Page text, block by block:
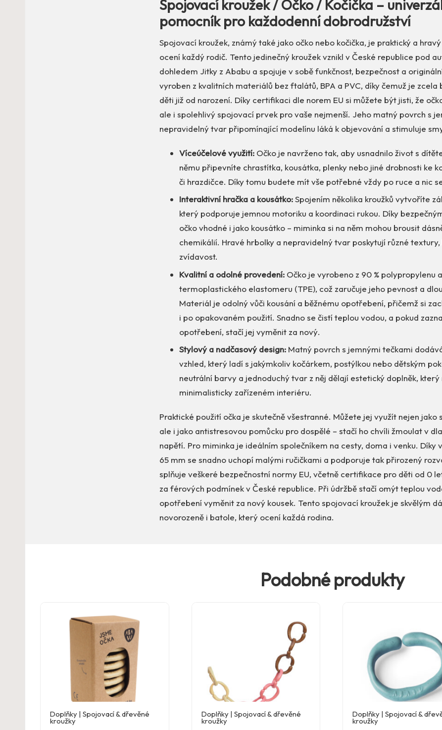
Spojovací kroužek / Očko / Kočička –
pomocník pro každodenní dobrodružství
Spojovací kroužek, známý také jako očko nebo kočička, je praktický a
ocení každý rodič. Tento jedinečný kroužek vznikl v České republice pod
dohledem Jitky z Ababu a spojuje v sobě funkčnost, bezpečnost a
vyroben z kvalitních materiálů bez ftalátů, BPA a PVC, díky čemuž je zcela
děti již od narození. Díky certifikaci dle norem EU si můžete být jisti, že
ale i spolehlivý spojovací prvek pro vaše nejmenší. Jeho matný povrch s
nepravidelný tvar připomínající modelínu láká k objevování a stimuluje
Víceúčelové využití: Očko je navrženo tak, aby usnadnilo život s
němu připevníte chrastítka, kousátka, plenky nebo jiné drobnosti ke
či hrazdičce. Díky tomu budete mít vše potřebné vždy po ruce a nic
Interaktivní hračka a kousátko:Spojením několika kroužků vytvoříte
který podporuje jemnou motoriku a koordinaci rukou. Díky
očko vhodné i jako kousátko – miminka si na něm mohou brousit
chemikálií. Hravé hrbolky a nepravidelný tvar poskytují různé
zvídavost.
Kvalitní a odolné provedení: Očko je vyrobeno z 90 % polypropylenu a
termoplastického elastomeru (TPE), což zaručuje jeho pevnost a
Materiál je odolný vůči kousání a běžnému opotřebení, přičemž si
i po opakovaném použití. Snadno se čistí teplou vodou, a pokud
opotřebení, stačí jej vyměnit za nový.
Stylový a nadčasový design: Matný povrch s jemnými tečkami
vzhled, který ladí s jakýmkoliv kočárkem, postýlkou nebo dětským
neutrální barvy a jednoduchý tvar z něj dělají estetický doplněk, který
minimalisticky zařízeném interiéru.
Praktické použití očka je skutečně všestranné. Můžete jej využít nejen jako
ale i jako antistresovou pomůcku pro dospělé – stačí ho chvíli žmoulat v
napětí. Pro miminka je ideálním společníkem na cesty, doma i venku. Díky
65 mm se snadno uchopí malými ručičkami a podporuje tak přirozený
splňuje veškeré bezpečnostní normy EU, včetně certifikace pro děti od 0
za férových podmínek v České republice. Při údržbě stačí omýt teplou
opotřebení vyměnit za nový kousek. Tento spojovací kroužek je skvělým
novorozeně i batole, který ocení každá rodina.
Podobné produkty
Doplňky | Spojovací & dřevěné
kroužky
Doplňky | Spojovací & dřevěné
kroužky
Doplňky | Spojovací &
kroužky